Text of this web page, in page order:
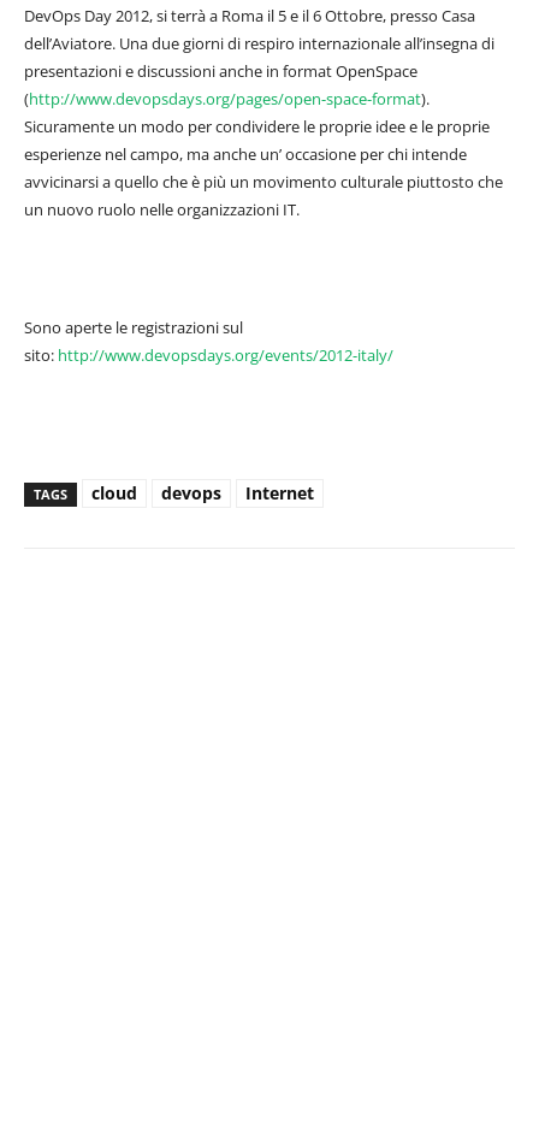
DevOps Day 2012, si terrà a Roma il 5 e il 6 Ottobre, presso Casa
dell’Aviatore. Una due giorni di respiro internazionale all’insegna di
presentazioni e discussioni anche in format OpenSpace
(http://www.devopsdays.org/pages/open-space-format).
Sicuramente un modo per condividere le proprie idee e le proprie
esperienze nel campo, ma anche un’ occasione per chi intende
avvicinarsi a quello che è più un movimento culturale piuttosto che
un nuovo ruolo nelle organizzazioni IT.
Sono aperte le registrazioni sul
sito: http://www.devopsdays.org/events/2012-italy/
TAGS cloud devops Internet